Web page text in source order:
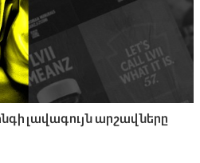
լավագույն արշավները